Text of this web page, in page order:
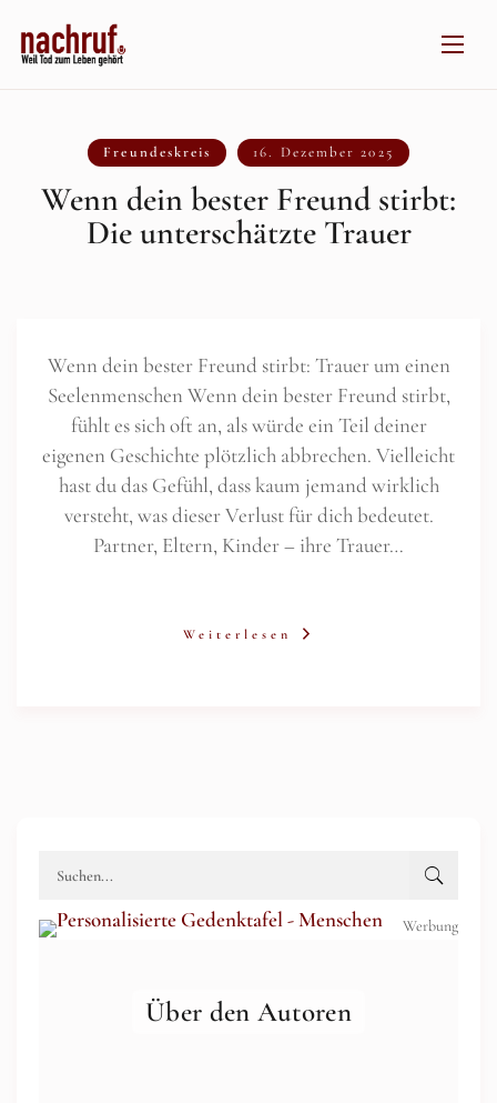
Freundeskreis 16. Dezember 2025
Wenn dein bester Freund stirbt:
Die unterschätzte Trauer
Wenn dein bester Freund stirbt: Trauer um einen
Seelenmenschen Wenn dein bester Freund stirbt,
fühlt es sich oft an, als würde ein Teil deiner
eigenen Geschichte plötzlich abbrechen. Vielleicht
hast du das Gefühl, dass kaum jemand wirklich
versteht, was dieser Verlust für dich bedeutet.
Partner, Eltern, Kinder – ihre Trauer…
Weiterlesen
Werbung
Über den Autoren